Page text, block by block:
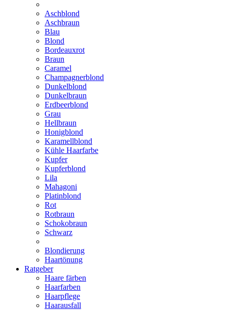
Aschblond
Aschbraun
Blau
Blond
Bordeauxrot
Braun
Caramel
Champagnerblond
Dunkelblond
Dunkelbraun
Erdbeerblond
Grau
Hellbraun
Honigblond
Karamellblond
Kühle Haarfarbe
Kupfer
Kupferblond
Lila
Mahagoni
Platinblond
Rot
Rotbraun
Schokobraun
Schwarz
Blondierung
Haartönung
Ratgeber
Haare färben
Haarfarben
Haarpflege
Haarausfall